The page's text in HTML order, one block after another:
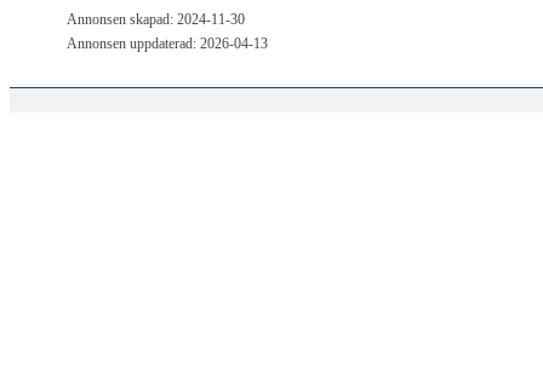
Annonsen skapad: 2024-11-30
Annonsen uppdaterad: 2026-04-13